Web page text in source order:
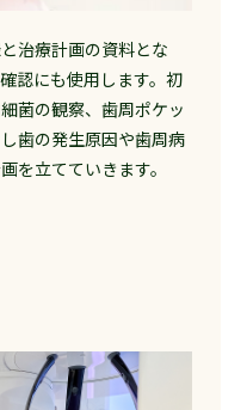
治療計画の資料とな
認にも使用します。初
菌の観察、歯周ポケッ
歯の発生原因や歯周病
を立てていきます。